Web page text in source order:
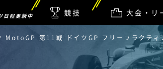
日程更新中 競技 大会・リ
MotoGP 第11戦 ドイツGP フリープラクティ